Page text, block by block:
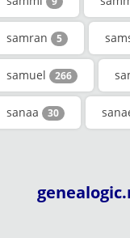
samran 5
samuel 266
sanaa 30